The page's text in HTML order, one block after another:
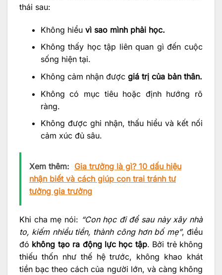
thái sau:
Không hiểu vì sao mình phải học.
Không thấy học tập liên quan gì đến cuộc
sống hiện tại.
Không cảm nhận được giá trị của bản thân.
Không có mục tiêu hoặc định hướng rõ
ràng.
Không được ghi nhận, thấu hiểu và kết nối
cảm xúc đủ sâu.
Xem thêm: Gia trưởng là gì? 10 dấu hiệu
nhận biết và cách giúp con trai tránh tư
tưởng gia trưởng
Khi cha mẹ nói: “Con học đi để sau này xây nhà
to, kiếm nhiều tiền, thành công hơn bố mẹ”, điều
đó không tạo ra động lực học tập. Bởi trẻ không
thiếu thốn như thế hệ trước, không khao khát
tiền bạc theo cách của người lớn, và càng không